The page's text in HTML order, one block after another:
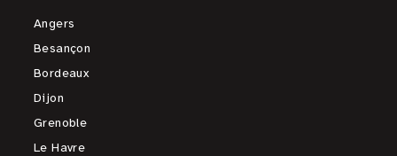
Angers
Besançon
Bordeaux
Dijon
Grenoble
Le Havre